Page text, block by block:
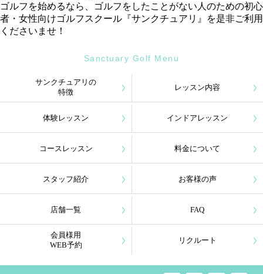
ゴルフを始めるなら、ゴルフをしたことがない人のための初心
者・女性向けゴルフスクール『サンクチュアリ』を是非ご利用
くださいませ！
Sanctuary Golf Menu
サンクチュアリの
特徴
レッスン内容
体験レッスン インドアレッスン
コースレッスン 料金について
スタッフ紹介 お客様の声
店舗一覧 FAQ
会員様用
WEB予約
リクルート